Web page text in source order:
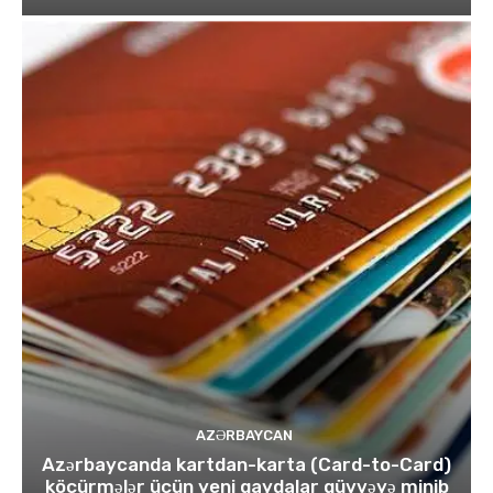
AZƏRBAYCAN
Azərbaycanda kartdan-karta (Card-to-Card)
köçürmələr üçün yeni qaydalar qüvvəyə minib